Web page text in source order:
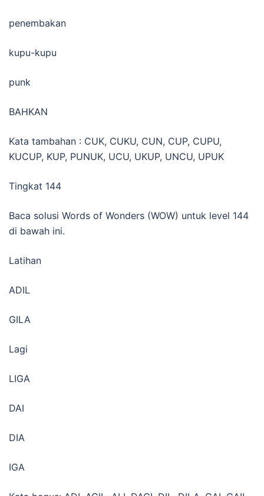
penembakan
kupu-kupu
punk
BAHKAN
Kata tambahan : CUK, CUKU, CUN, CUP, CUPU,
KUCUP, KUP, PUNUK, UCU, UKUP, UNCU, UPUK
Tingkat 144
Baca solusi Words of Wonders (WOW) untuk level 144
di bawah ini.
Latihan
ADIL
GILA
Lagi
LIGA
DAI
DIA
IGA